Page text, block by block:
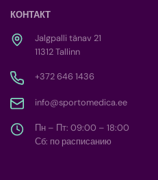
КОНТАКТ
Jalgpalli tänav 21
11312 Tallinn
+372 646 1436
info@sportomedica.ee
Пн – Пт: 09:00 – 18:00
Сб: по расписанию